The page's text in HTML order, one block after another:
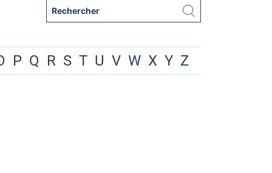
P Q R S T U V W X Y Z